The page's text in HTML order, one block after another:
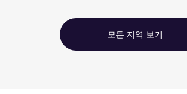
모든 지역 보기